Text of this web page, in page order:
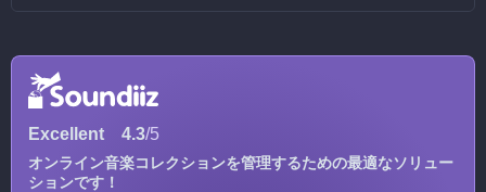
Excellent 4.3/5
オンライン音楽コレクションを管理するための最適なソリュー
ションです！